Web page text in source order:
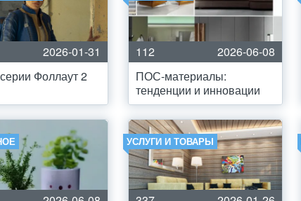
2026-01-31
Фоллаут 2
112
2026-06-08
ПОС-материалы:
тенденции и инновации
УСЛУГИ И ТОВАРЫ